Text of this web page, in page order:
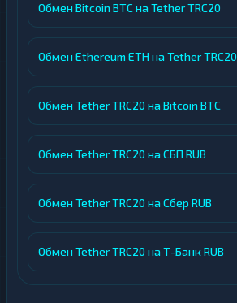
Обмен Bitcoin BTC на Tether TRC20
Обмен Ethereum ETH на Tether TRC20
Обмен Tether TRC20 на Bitcoin BTC
Обмен Tether TRC20 на СБП RUB
Обмен Tether TRC20 на Сбер RUB
Обмен Tether TRC20 на Т-Банк RUB